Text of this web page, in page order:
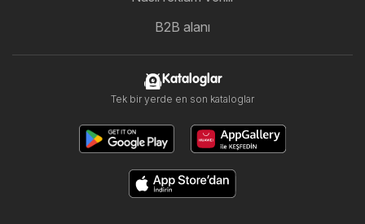
B2B alanı
Kataloglar
Tek bir yerde en son kataloglar